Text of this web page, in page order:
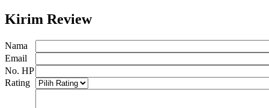
Kirim Review
Nama
Email
No. HP
Rating